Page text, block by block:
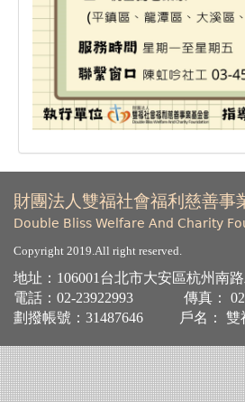
財團法人雙福社會福利慈善事
Double Bliss Welfare And Charity
Copyright 2019.All right reserved.
地址：106001台北市大安區杭州南
電話： 02-23922993 傳真：
劃撥帳號：31487646 戶名： 雙